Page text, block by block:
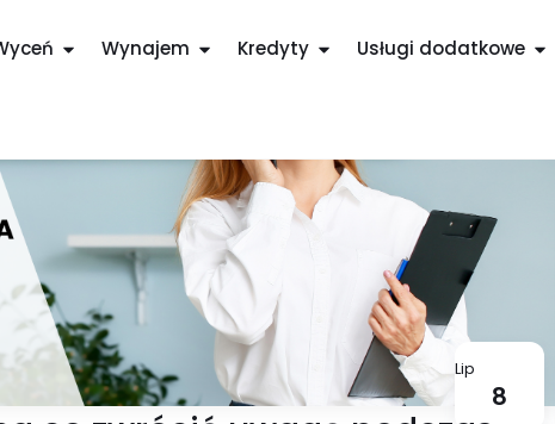
Wynajem Kredyty Usługi dodatkowe
Lip
8